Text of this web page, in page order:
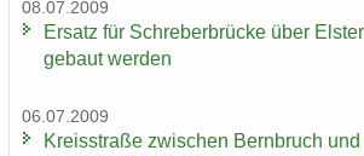
08.07.2009
Er­satz für Schre­ber­brü­cke über
ge­baut wer­den
06.07.2009
Kreis­stra­ße zwi­schen Bern­bruch